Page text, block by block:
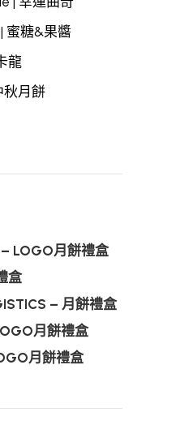
蜜糖&果醬
龍
秋月餅
– LOGO月餅禮盒
盒
– 月餅禮盒
月餅禮盒
月餅禮盒